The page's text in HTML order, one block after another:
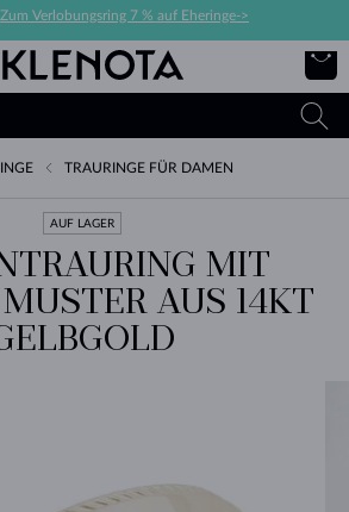
Zum Verlobungsring 7 % auf Eheringe->
TRAURINGE FÜR DAMEN
AUF LAGER
MIT
AUS 14KT